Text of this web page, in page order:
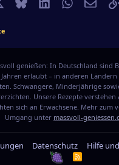
genießen: In Deutschland sind
erlaubt – in anderen
Schwangere, Minderjährige
Unsere Rezepte verstehen
sich an Erwachsene. Mehr zum
Umgang unter massvoll-
Datenschutz Hilfe
R